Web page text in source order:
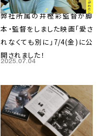
弊社所属の井樫彩監督が脚
本・監督をしました映画「愛さ
れなくても別に」7/4(金)に公
開されました！
2025.07.04